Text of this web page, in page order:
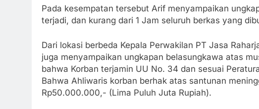
Pada kesempatan tersebut Arif menyampaikan
terjadi, dan kurang dari 1 Jam seluruh berkas yang
Dari lokasi berbeda Kepala Perwakilan PT Jasa
juga menyampaikan ungkapan belasungkawa atas
bahwa Korban terjamin UU No. 34 dan sesuai
Bahwa Ahliwaris korban berhak atas santunan
Rp50.000.000,- (Lima Puluh Juta Rupiah).